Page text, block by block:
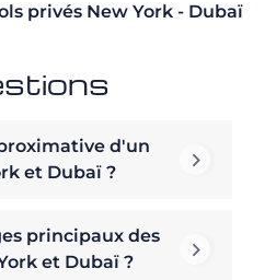
privés New York - Dubaï
d'un
et Dubaï ?
principaux des
et Dubaï ?